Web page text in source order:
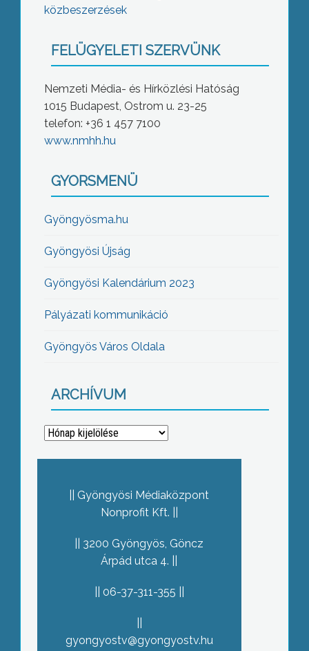
közbeszerzések
FELÜGYELETI SZERVÜNK
Nemzeti Média- és Hírközlési Hatóság
1015 Budapest, Ostrom u. 23-25
telefon: +36 1 457 7100
www.nmhh.hu
GYORSMENÜ
Gyöngyösma.hu
Gyöngyösi Újság
Gyöngyösi Kalendárium 2023
Pályázati kommunikáció
Gyöngyös Város Oldala
ARCHÍVUM
Archívum
Gyöngyösi Médiaközpont
Nonprofit Kft.
3200 Gyöngyös, Göncz
Árpád utca 4.
06-37-311-355
gyongyostv@gyongyostv.hu